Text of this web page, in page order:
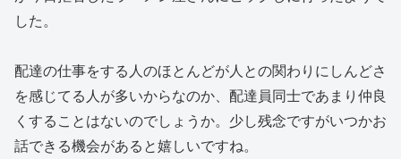
した。
配達の仕事をする人のほとんどが人との関わりにしんどさ
を感じてる人が多いからなのか、配達員同士であまり仲良
くすることはないのでしょうか。少し残念ですがいつかお
話できる機会があると嬉しいですね。